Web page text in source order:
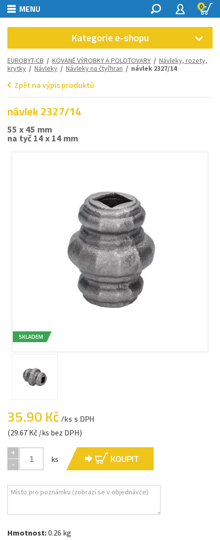
MENU 0
Kategorie e-shopu
EUROBYT-CB / KOVANÉ VÝROBKY A POLOTOVARY / Návleky, rozety,
krytky / Návleky / Návleky na čtyřhran / návlek 2327/14
Zpět na výpis produktů
návlek 2327/14
55 x 45 mm
na tyč 14 x 14 mm
SKLADEM
35.90 Kč/ks s DPH
(29.67 Kč /ks bez DPH)
+
-
ks KOUPIT
Hmotnost:0.26 kg